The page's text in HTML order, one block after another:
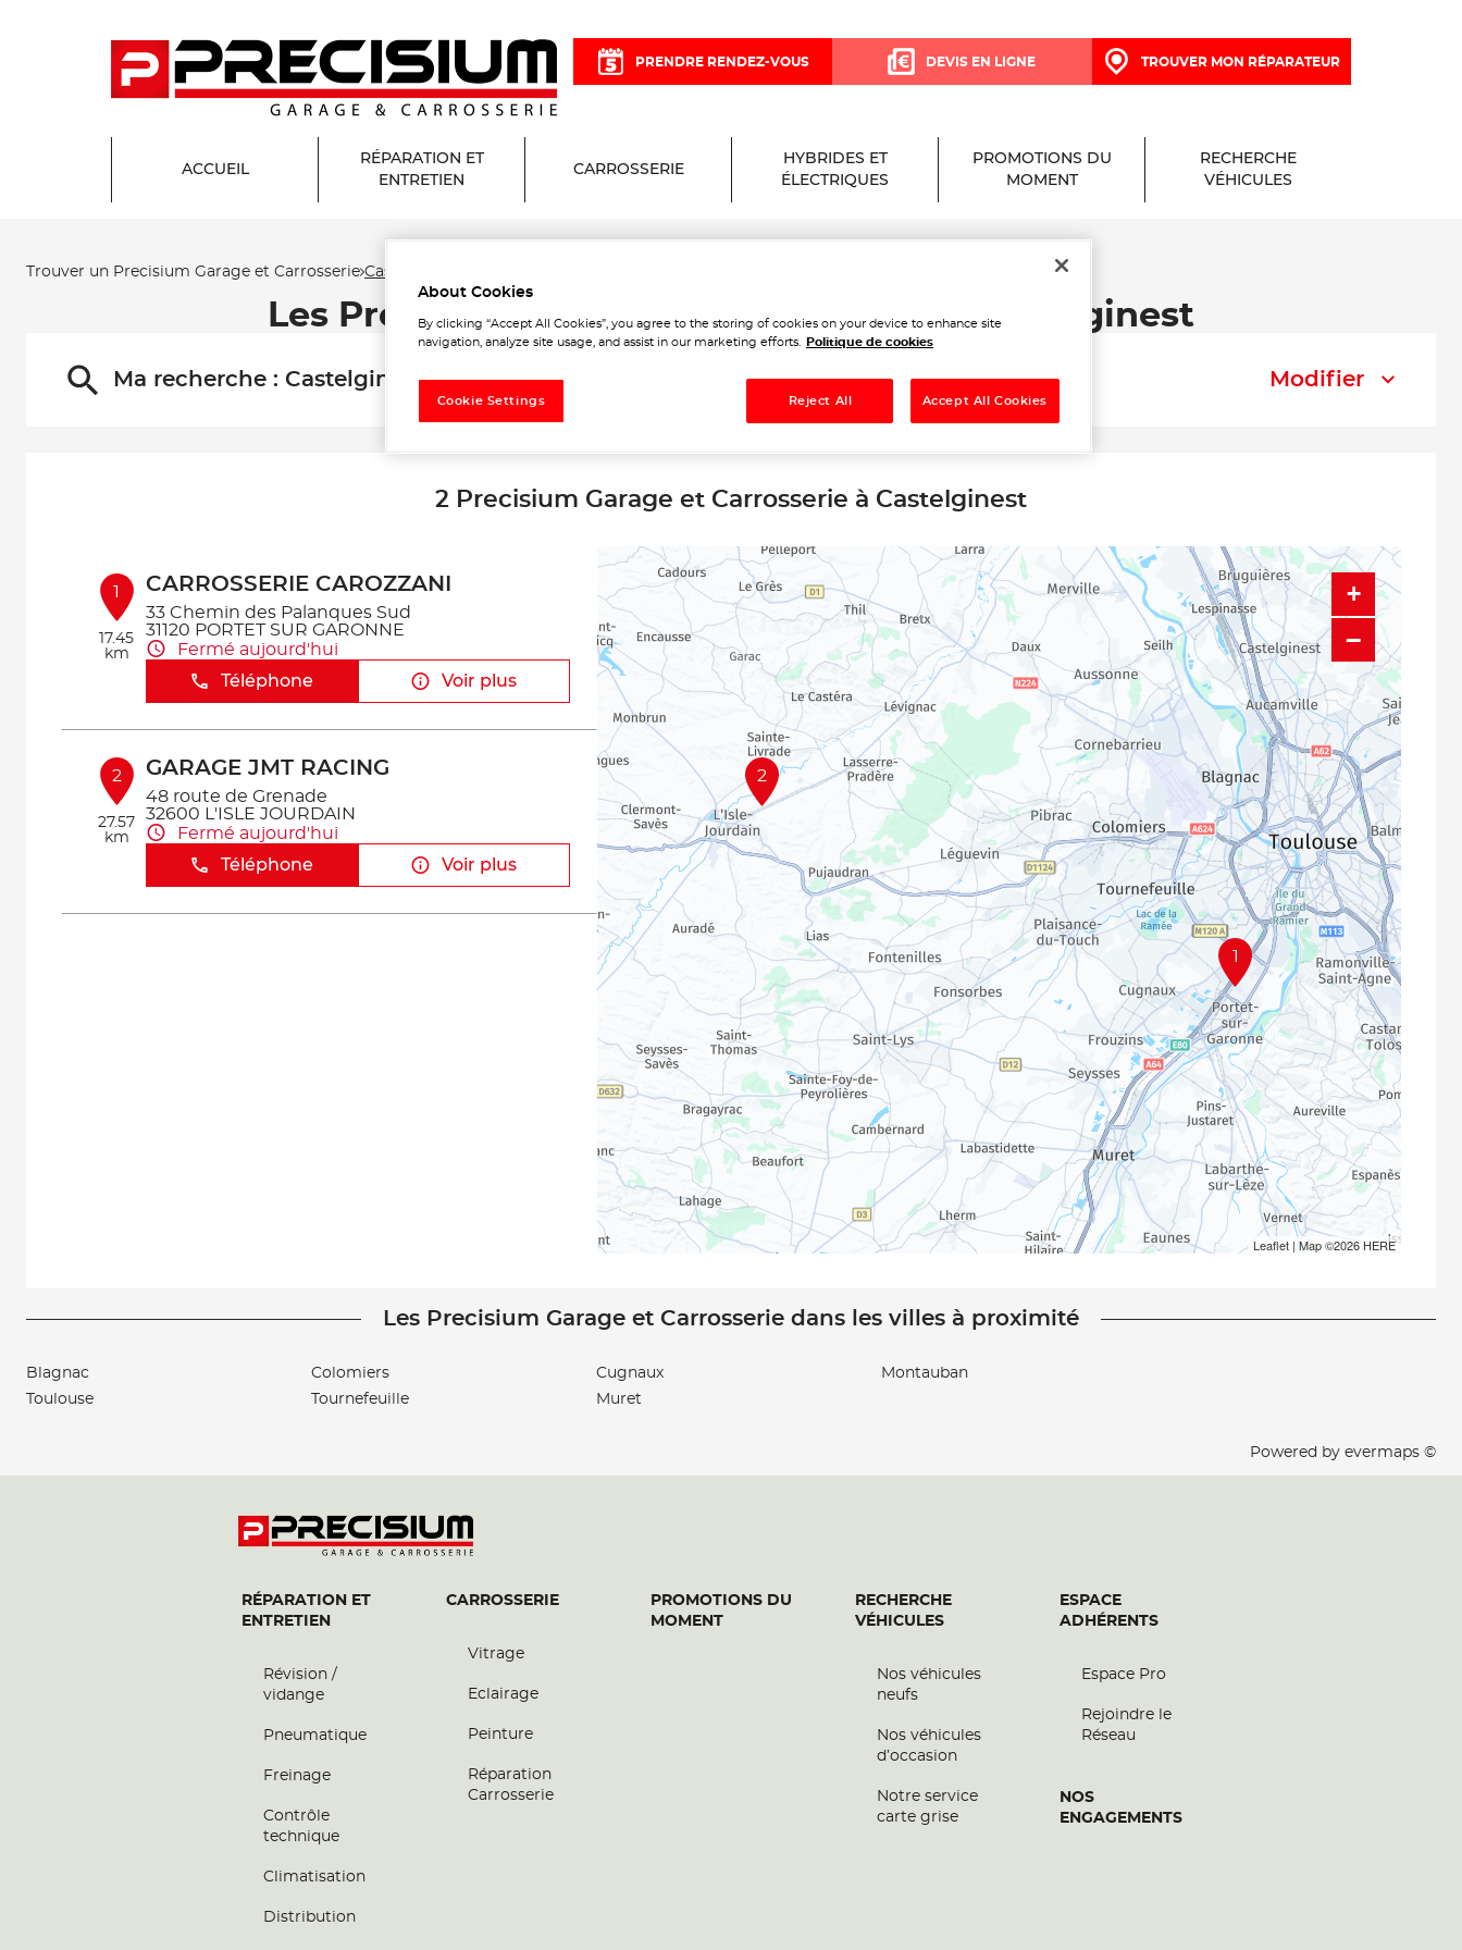
PRENDRE RENDEZ-VOUS DEVIS EN LIGNE TROUVER MON RÉPARATEUR
ACCUEIL
RÉPARATION ET
ENTRETIEN
CARROSSERIE
HYBRIDES ET
ÉLECTRIQUES
PROMOTIONS DU
MOMENT
RECHERCHE
VÉHICULES
Trouver un Precisium Garage et Carrosserie Castelginest
Les Precisium Garage et Carrosserie à Castelginest
Ma recherche : Castelginest Modifier
2 Precisium Garage et Carrosserie à Castelginest
1
17.45
km
CARROSSERIE CAROZZANI
33 Chemin des Palanques Sud
31120 PORTET SUR GARONNE
Fermé aujourd'hui
Téléphone
Voir plus
2
27.57
km
GARAGE JMT RACING
48 route de Grenade
32600 L'ISLE JOURDAIN
Fermé aujourd'hui
Téléphone
Voir plus
2
1
+
−
Leaflet| Map ©2026HERE
Les Precisium Garage et Carrosserie dans les villes à proximité
Blagnac
Toulouse
Colomiers
Tournefeuille
Cugnaux
Muret
Montauban
Powered by evermaps ©
RÉPARATION ET
ENTRETIEN
Révision /
vidange
Pneumatique
Freinage
Contrôle
technique
Climatisation
Distribution
CARROSSERIE
Vitrage
Eclairage
Peinture
Réparation
Carrosserie
PROMOTIONS DU
MOMENT
RECHERCHE
VÉHICULES
Nos véhicules
neufs
Nos véhicules
d’occasion
Notre service
carte grise
ESPACE
ADHÉRENTS
Espace Pro
Rejoindre le
Réseau
NOS
ENGAGEMENTS
About Cookies
By clicking “Accept All Cookies”, you agree to the storing of cookies on your device to enhance site
navigation, analyze site usage, and assist in our marketing efforts.
Politique de cookies
Reject All Accept All Cookies
Cookie Settings